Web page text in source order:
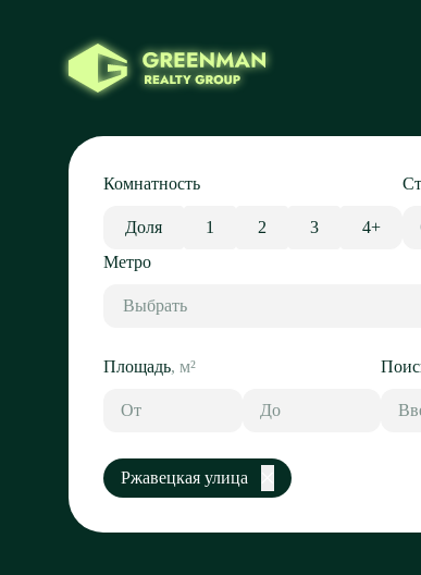
Комнатность
Доля 1 2 3 4+
Метро
Выбрать
Площадь,м²
Ржавецкая улица